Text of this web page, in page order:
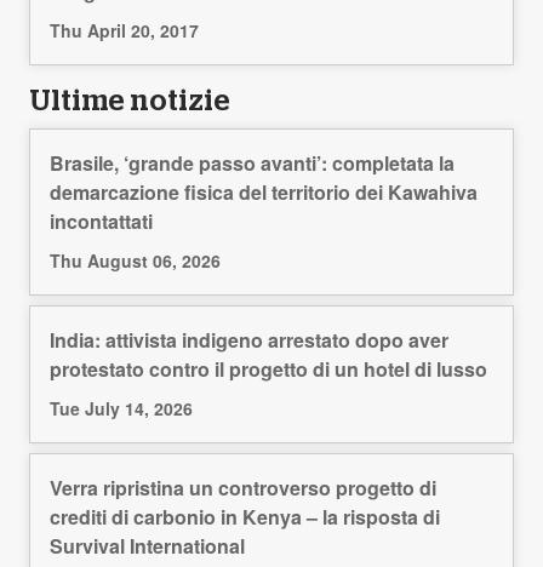
Thu April 20, 2017
Ultime notizie
Brasile, ‘grande passo avanti’: completata la
demarcazione fisica del territorio dei Kawahiva
incontattati
Thu August 06, 2026
India: attivista indigeno arrestato dopo aver
protestato contro il progetto di un hotel di lusso
Tue July 14, 2026
Verra ripristina un controverso progetto di
crediti di carbonio in Kenya – la risposta di
Survival International